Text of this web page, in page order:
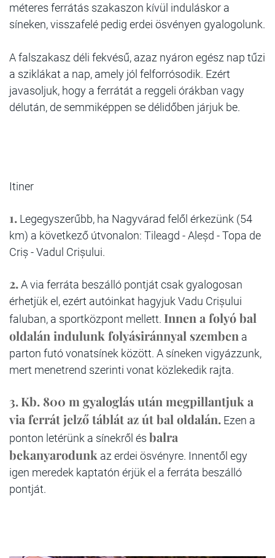
méteres ferrátás szakaszon kívül induláskor a
síneken, visszafelé pedig erdei ösvényen gyalogolunk.
A falszakasz déli fekvésű, azaz nyáron egész nap tűzi
a sziklákat a nap, amely jól felforrósodik. Ezért
javasoljuk, hogy a ferrátát a reggeli órákban vagy
délután, de semmiképpen se délidőben járjuk be.
Itiner
1. Legegyszerűbb, ha Nagyvárad felől érkezünk (54
km) a következő útvonalon: Tileagd - Aleșd - Topa de
Criș - Vadul Crișului.
2.A via ferráta beszálló pontját csak gyalogosan
érhetjük el, ezért autóinkat hagyjuk Vadu Crișului
faluban, a sportközpont mellett. Innen a folyó bal
oldalán indulunk folyásiránnyal szemben a
parton futó vonatsínek között. A síneken vigyázzunk,
mert menetrend szerinti vonat közlekedik rajta.
3.Kb. 800 m gyaloglás után megpillantjuk a
via ferrát jelző táblát az út bal oldalán. Ezen a
ponton letérünk a sínekről és balra
bekanyarodunk az erdei ösvényre. Innentől egy
igen meredek kaptatón érjük el a ferráta beszálló
pontját.